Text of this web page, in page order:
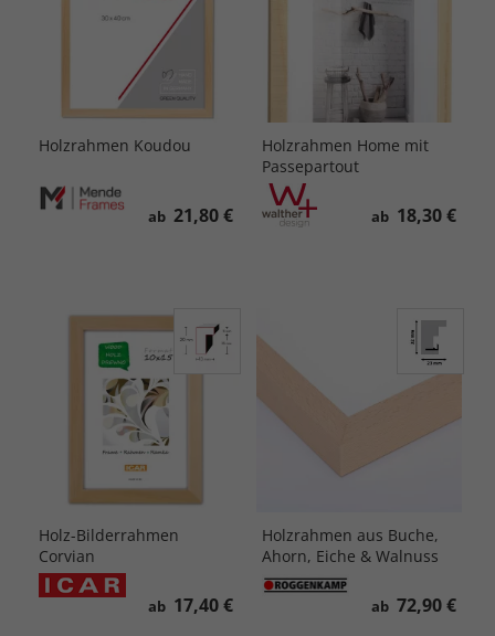
Holzrahmen Koudou
ab 21,80 €
Holzrahmen Home mit
Passepartout
ab 18,30 €
Holz-Bilderrahmen
Corvian
ab 17,40 €
Holzrahmen aus Buche,
Ahorn, Eiche & Walnuss
ab 72,90 €